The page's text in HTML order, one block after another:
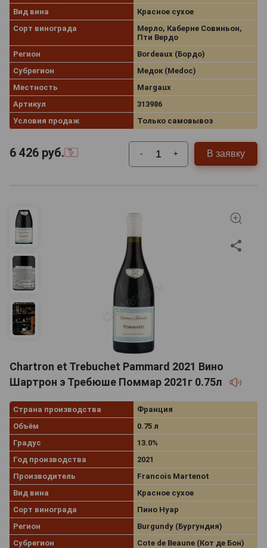
Вид вина
Красное сухое
Сорт винограда
Мерло, Каберне Совиньон,
Пти Вердо
Регион
Bordeaux (Бордо)
Субрегион
Медок (Medoc)
Местность
Margaux
Артикул
313986
Условия продаж
Только самовывоз
6 426 руб. - + В заявку
Chartron et Trebuchet Pammard 2021 Вино
Шартрон э Требюше Поммар 2021г 0.75л
Страна производства
Франция
Объём
0.75 л
Градус
13.0%
Год производства
2021
Производитель
Francois Martenot
Вид вина
Красное сухое
Сорт винограда
Пино Нуар
Регион
Burgundy (Бургундия)
Субрегион
Cote de Beaune (Кот де Бон)